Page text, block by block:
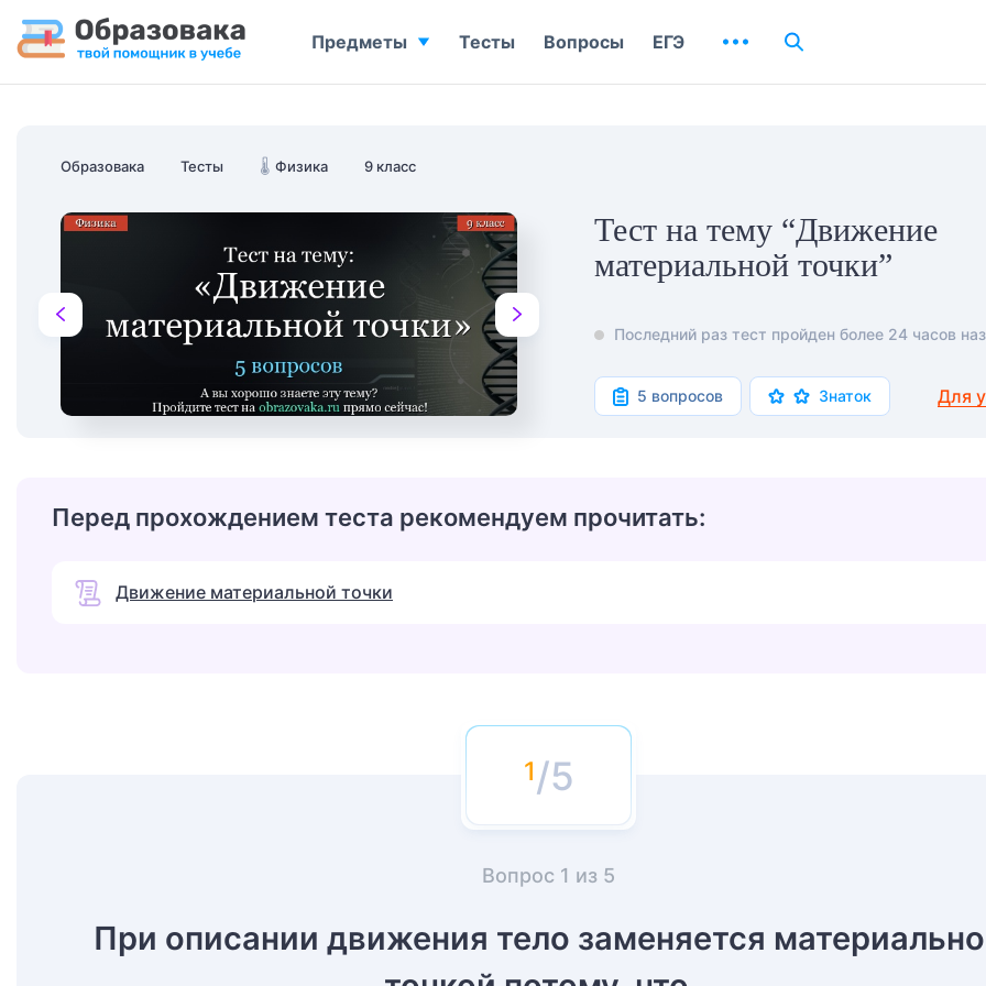
Образовака Тесты 🌡️ Физика 9 класс
Тест на тему “Движение
материальной точки”
Последний раз тест пройден более 24 часов
5 вопросов Знаток Для
Перед прохождением теста рекомендуем прочитать:
Движение материальной точки
/5
Вопрос 1 из 5
При описании движения тело заменяется
Предметы Тесты Вопросы ЕГЭ